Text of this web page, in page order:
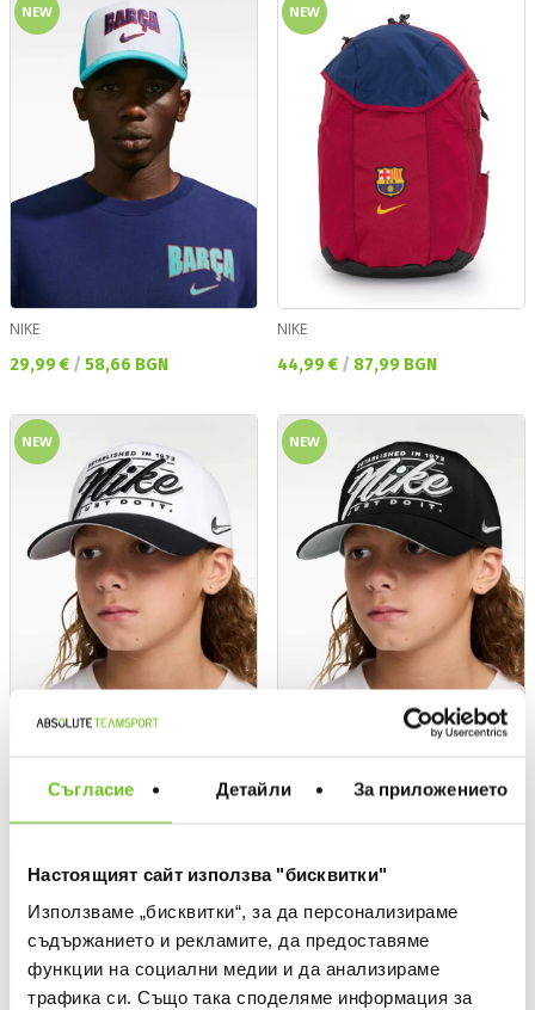
Съгласие Детайли За приложението
Настоящият сайт използва "бисквитки"
Използваме „бисквитки“, за да персонализираме
съдържанието и рекламите, да предоставяме
функции на социални медии и да анализираме
трафика си. Също така споделяме информация за
NEW
NIKE
Текуща цена:
29,99 € / 58,66 BGN
NEW
NIKE
Текуща цена:
44,99 € / 87,99 BGN
NEW
Текуща цена:
32,99 €/64,52 BGN
NEW
Текуща цена:
32,99 € 64,52 BGN
NEW NEW